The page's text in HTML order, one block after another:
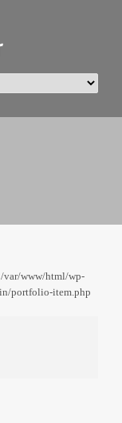
/var/www/html/wp-
portfolio-item.php